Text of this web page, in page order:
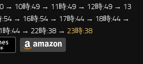
→ 10時:49 → 11時:49 → 12時:49 → 13
→ 16時:54 → 17時:44 → 18時:44 →
時:44 → 22時:38 → 23時:38